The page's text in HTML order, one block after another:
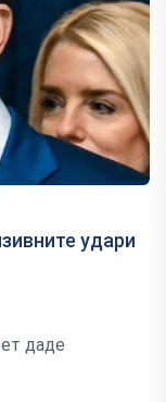
удари
даде